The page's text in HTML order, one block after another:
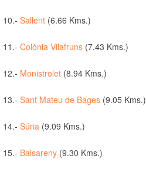
10.- Sallent (6.66 Kms.)
11.- Colònia Vilafruns (7.43 Kms.)
12.- Monistrolet (8.94 Kms.)
13.- Sant Mateu de Bages (9.05 Kms.)
14.- Súria (9.09 Kms.)
15.- Balsareny (9.30 Kms.)